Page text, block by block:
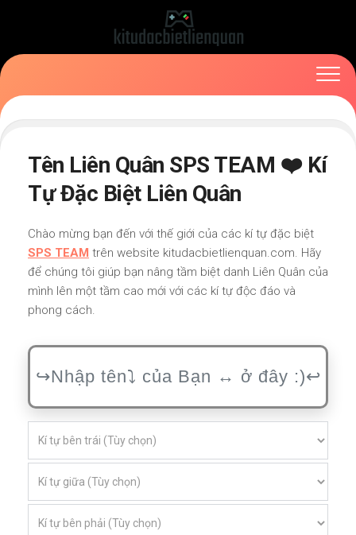
Tên Liên Quân SPS TEAM ❤️ Kí
Tự Đặc Biệt Liên Quân
Chào mừng bạn đến với thế giới của các kí tự đặc biệt
SPS TEAM trên website kitudacbietlienquan.com. Hãy
để chúng tôi giúp bạn nâng tầm biệt danh Liên Quân của
mình lên một tầm cao mới với các kí tự độc đáo và
phong cách.